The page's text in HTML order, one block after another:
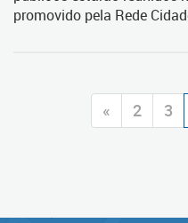
promovido pela Rede
« 2 3